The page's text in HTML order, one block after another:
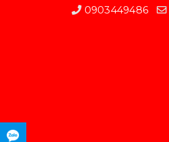
0903449486